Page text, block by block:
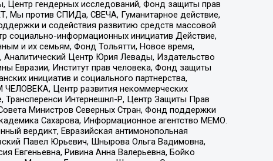
Центр гендерных исследований, Фонд защиты прав
Мы против СПИДа, СВЕЧА, Гуманитарное действие,
и содействия развитию средств массовой
социально-информационных инициатив Действие,
и их семьям, Фонд Тольятти, Новое время,
Аналитический Центр Юрия Левады, Издательство
Евразии, Институт прав человека, Фонд защиты
инициатив и социального партнерства,
Центр развития некоммерческих
Трансперенси Интернешнл-Р, Центр Защиты Прав
Министров Северных Стран, Фонд поддержки
Сахарова, Информационное агентство МЕМО.
вердикт, Евразийская антимонопольная
Павел Юрьевич, Шнырова Ольга Вадимовна,
Евгеньевна, Ривина Анна Валерьевна, Бойко